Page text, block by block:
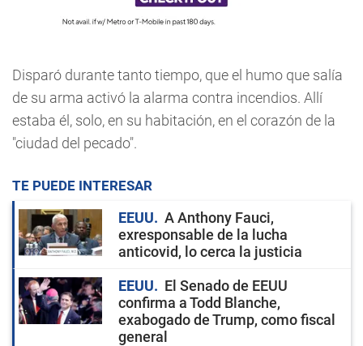
Disparó durante tanto tiempo, que el humo que salía
de su arma activó la alarma contra incendios. Allí
estaba él, solo, en su habitación, en el corazón de la
"ciudad del pecado".
TE PUEDE INTERESAR
EEUU
A Anthony Fauci,
exresponsable de la lucha
anticovid, lo cerca la justicia
EEUU
El Senado de EEUU
confirma a Todd Blanche,
exabogado de Trump, como fiscal
general